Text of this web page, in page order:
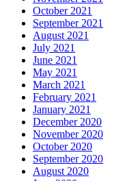
October 2021
September 2021
August 2021
July 2021
June 2021
May 2021
March 2021
February 2021
January 2021
December 2020
November 2020
October 2020
September 2020
August 2020